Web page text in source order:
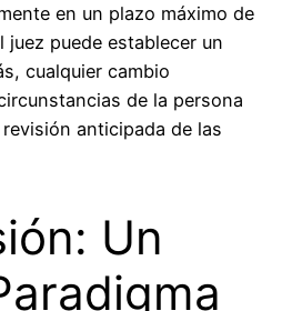
en un plazo máximo de
juez puede establecer un
cualquier cambio
de la persona
anticipada de las
Un